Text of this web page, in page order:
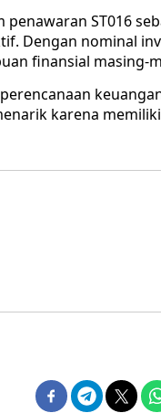
ST016
Dengan nominal
finansial masing-
karena